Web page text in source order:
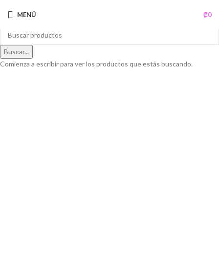
MENÚ ₡0
Buscar...
Comienza a escribir para ver los productos que estás buscando.